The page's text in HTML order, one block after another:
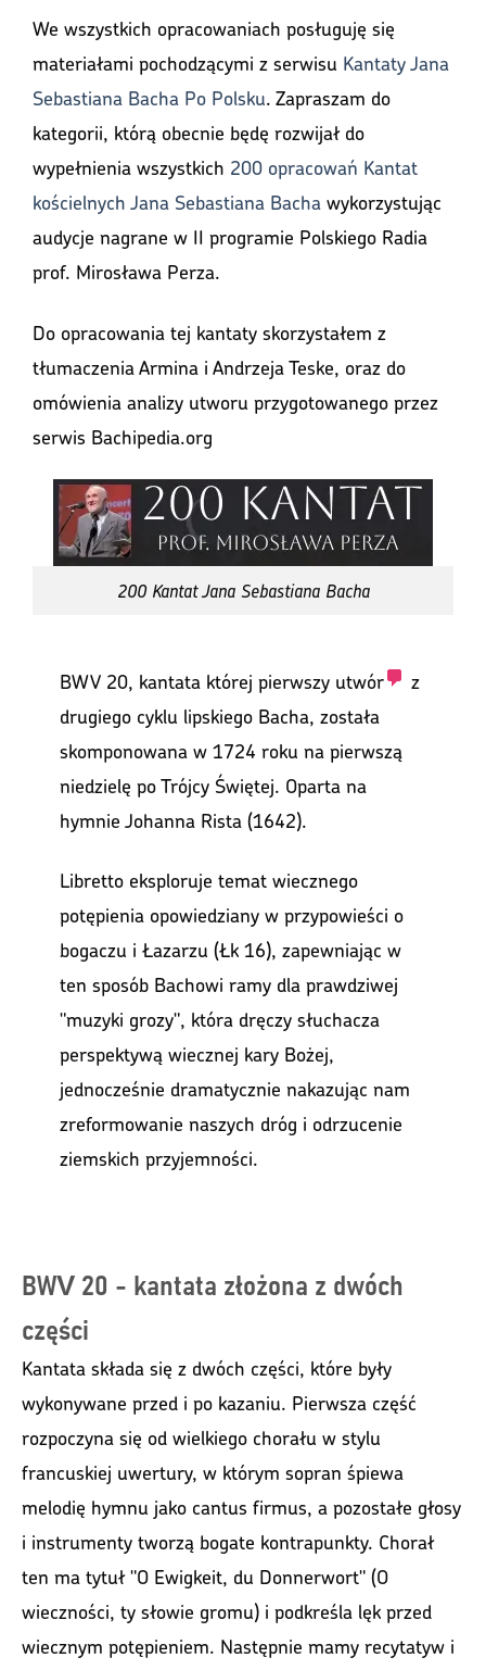
We wszystkich opracowaniach posługuję się
materiałami pochodzącymi z serwisu Kantaty Jana
Sebastiana Bacha Po Polsku. Zapraszam do
kategorii, którą obecnie będę rozwijał do
wypełnienia wszystkich 200 opracowań Kantat
kościelnych Jana Sebastiana Bacha wykorzystując
audycje nagrane w II programie Polskiego Radia
prof. Mirosława Perza.
Do opracowania tej kantaty skorzystałem z
tłumaczenia Armina i Andrzeja Teske, oraz do
omówienia analizy utworu przygotowanego przez
serwis Bachipedia.org
200 Kantat Jana Sebastiana Bacha
BWV 20, kantata której pierwszy utwór
z
drugiego cyklu lipskiego Bacha, została
skomponowana w 1724 roku na pierwszą
niedzielę po Trójcy Świętej. Oparta na
hymnie Johanna Rista (1642).
Libretto eksploruje temat wiecznego
potępienia opowiedziany w przypowieści o
bogaczu i Łazarzu (Łk 16), zapewniając w
ten sposób Bachowi ramy dla prawdziwej
"muzyki grozy", która dręczy słuchacza
perspektywą wiecznej kary Bożej,
jednocześnie dramatycznie nakazując nam
zreformowanie naszych dróg i odrzucenie
ziemskich przyjemności.
BWV 20 - kantata złożona z dwóch
części
Kantata składa się z dwóch części, które były
wykonywane przed i po kazaniu. Pierwsza część
rozpoczyna się od wielkiego chorału w stylu
francuskiej uwertury, w którym sopran śpiewa
melodię hymnu jako cantus firmus, a pozostałe głosy
i instrumenty tworzą bogate kontrapunkty. Chorał
ten ma tytuł "O Ewigkeit, du Donnerwort" (O
wieczności, ty słowie gromu) i podkreśla lęk przed
wiecznym potępieniem. Następnie mamy recytatyw i